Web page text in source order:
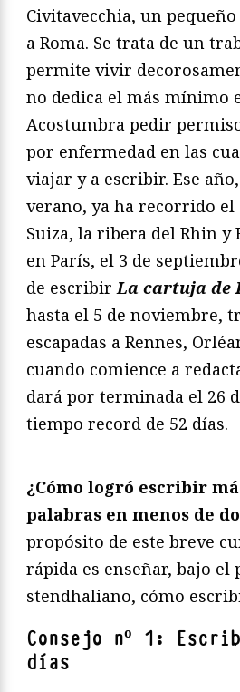
Civitavecchia, un
a Roma. Se trata de un
permite vivir
no dedica el más mínimo
Acostumbra pedir
por enfermedad en las
viajar y a escribir. Ese
verano, ya ha recorrido el
Suiza, la ribera del Rhin y
en París, el 3 de
de escribirLa cartuja de
hasta el 5 de noviembre,
escapadas a Rennes,
cuando comience a
dará por terminada el 26
tiempo record de 52 días.
¿Cómo logró escribir
palabras en menos de
propósito de este breve
rápida es enseñar, bajo el
stendhaliano, cómo
Consejo nº 1:
días